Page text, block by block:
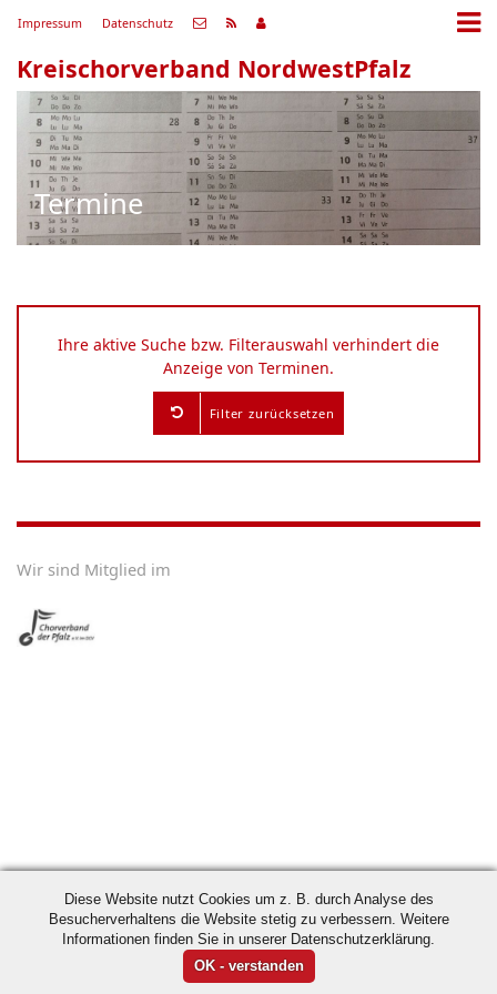
Impressum Datenschutz
Kreischorverband NordwestPfalz
Termine
Ihre aktive Suche bzw. Filterauswahl verhindert die
Anzeige von Terminen.
Filter zurücksetzen
Wir sind Mitglied im
Diese Website nutzt Cookies um z. B. durch Analyse des
Besucherverhaltens die Website stetig zu verbessern. Weitere
Informationen finden Sie in unserer Datenschutzerklärung.